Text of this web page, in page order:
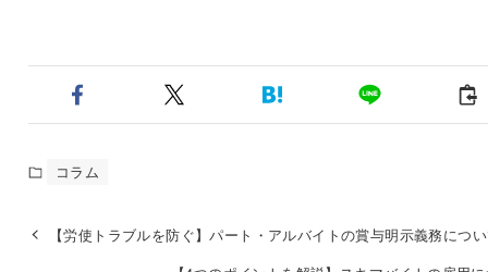
コラム
【労使トラブルを防ぐ】パート・アルバイトの賞与明示義務につ